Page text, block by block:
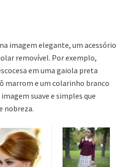
imagem elegante, um acessório
removível. Por exemplo,
em uma gaiola preta
marrom e um colarinho branco
suave e simples que
nobreza.